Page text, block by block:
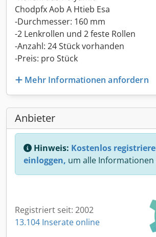
Chodpfx Aob A Htieb Esa
-Durchmesser: 160 mm
-2 Lenkrollen und 2 feste Rollen
-Anzahl: 24 Stück vorhanden
-Preis: pro Stück
Mehr Informationen anfordern
Anbieter
Hinweis: Kostenlos
einloggen, um alle
Registriert seit: 2002
13.104 Inserate online